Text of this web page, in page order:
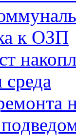
к ОЗП
среда